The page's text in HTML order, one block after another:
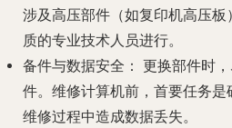
涉及高压部件（如复印机高压
质的专业技术人员进行。
备件与数据安全： 更换部件时
件。维修计算机前，首要任务
维修过程中造成数据丢失。